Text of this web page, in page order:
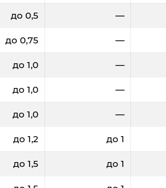
до 0,5 —
до 0,75 —
до 1,0 —
до 1,0 —
до 1,0 —
до 1,2 до 1
до 1,5 до 1